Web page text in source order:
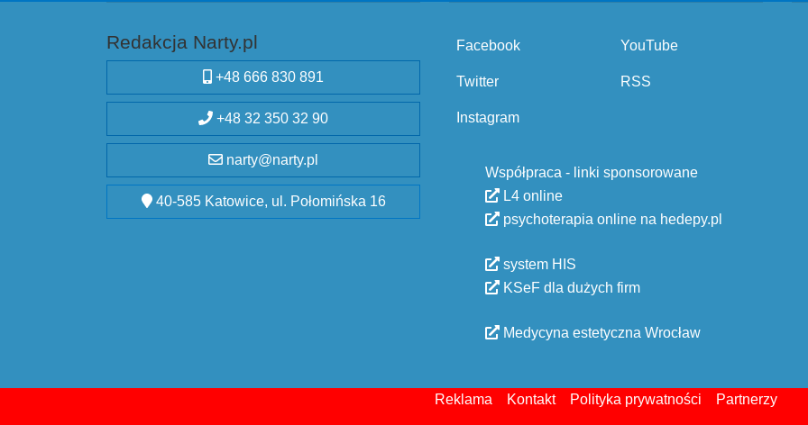
Redakcja Narty.pl
+48 666 830 891
+48 32 350 32 90
narty@narty.pl
40-585 Katowice, ul. Połomińska 16
Facebook
Twitter
Instagram
YouTube
RSS
Współpraca - linki sponsorowane
L4 online
psychoterapia online na hedepy.pl
system HIS
KSeF dla dużych firm
Medycyna estetyczna Wrocław
Reklama Kontakt Polityka prywatności Partnerzy